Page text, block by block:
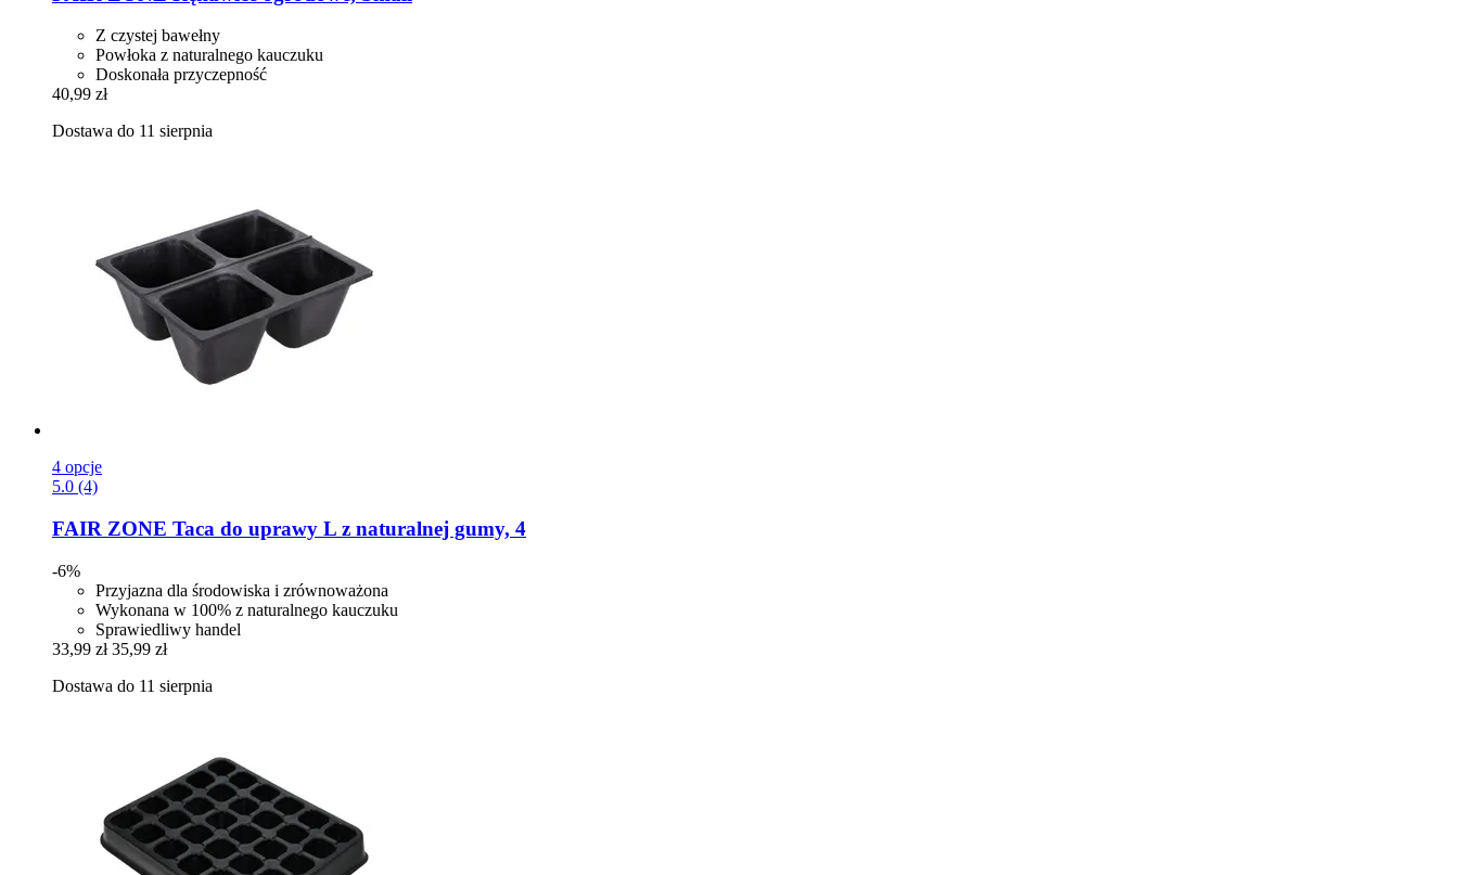
Z czystej bawełny
Powłoka z naturalnego kauczuku
Doskonała przyczepność
40,99 zł
Dostawa do 11 sierpnia
4 opcje
5.0 (4)
FAIR ZONE Taca do uprawy L z naturalnej gumy, 4
-6%
Przyjazna dla środowiska i zrównoważona
Wykonana w 100% z naturalnego kauczuku
Sprawiedliwy handel
33,99 zł 35,99 zł
Dostawa do 11 sierpnia